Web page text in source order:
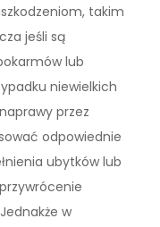
takim
jeśli są
lub
niewielkich
przez
odpowiednie
ubytków lub
w